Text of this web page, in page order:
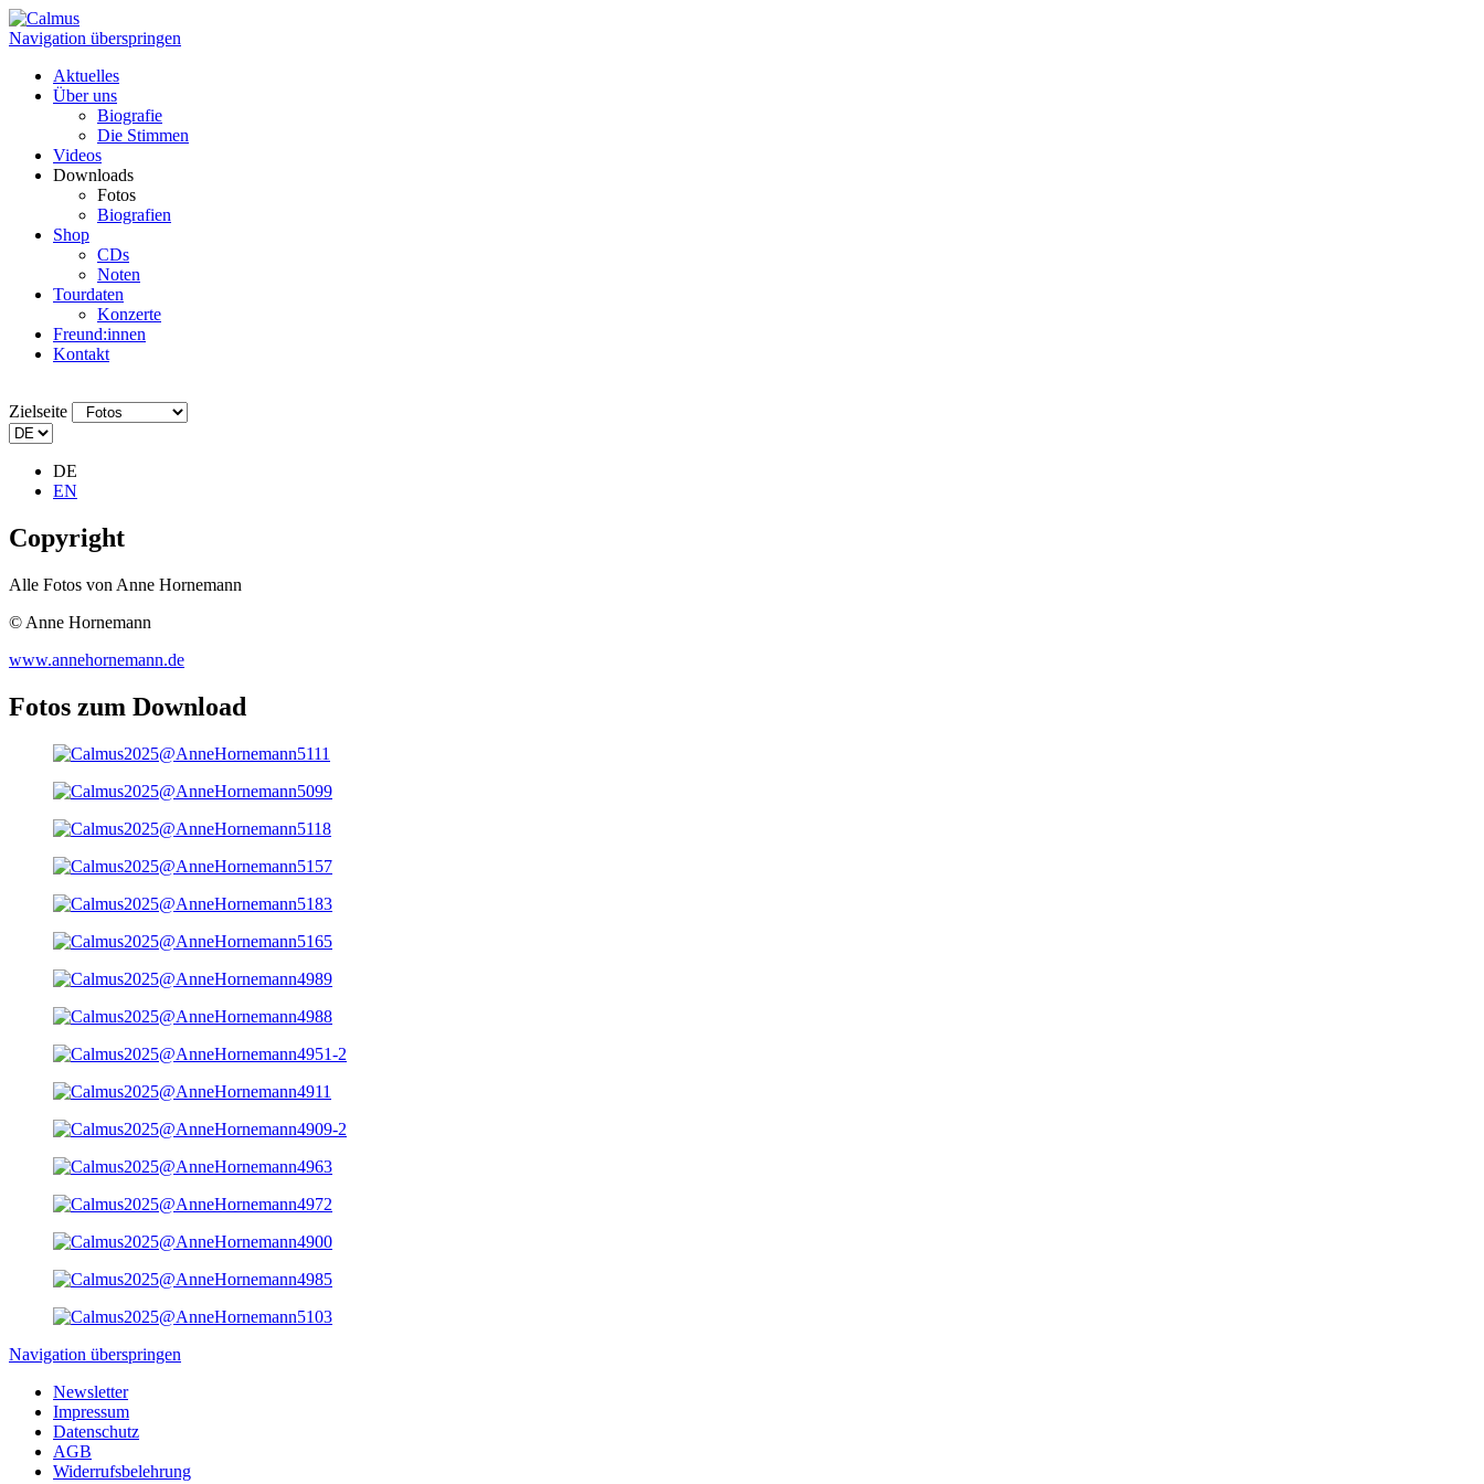
Navigation überspringen
Aktuelles
Über uns
Biografie
Die Stimmen
Videos
Downloads
Fotos
Biografien
Shop
CDs
Noten
Tourdaten
Konzerte
Freund:innen
Kontakt
Zielseite
DE
EN
Copyright
Alle Fotos von Anne Hornemann
© Anne Hornemann
www.annehornemann.de
Fotos zum Download
Navigation überspringen
Newsletter
Impressum
Datenschutz
AGB
Widerrufsbelehrung